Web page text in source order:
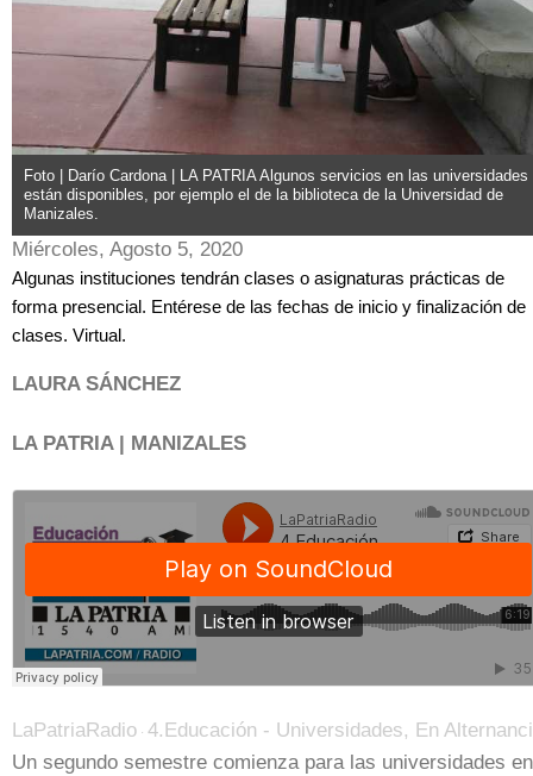
Foto | Darío Cardona | LA PATRIA Algunos servicios en las universidades
están disponibles, por ejemplo el de la biblioteca de la Universidad de
Manizales.
Miércoles, Agosto 5, 2020
Algunas instituciones tendrán clases o asignaturas prácticas de
forma presencial. Entérese de las fechas de inicio y finalización de
clases. Virtual.
LAURA SÁNCHEZ
LA PATRIA | MANIZALES
LaPatriaRadio · 4.Educación - Universidades, En Alternancia - Informativo De La Mañana - 4 De Agosto20
Un segundo semestre comienza para las universidades en